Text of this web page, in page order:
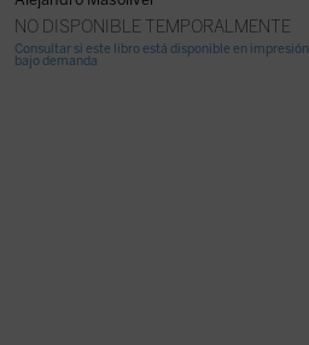
NO DISPONIBLE TEMPORALMENTE
Consultar si este libro está disponible en impresión
bajo demanda